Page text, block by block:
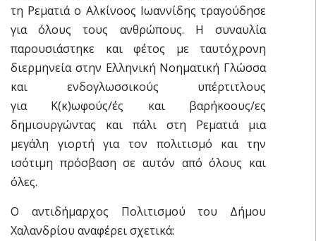
τη Ρεματιά ο Αλκίνοος Ιωαννίδης τραγούδησε
για όλους τους ανθρώπους. Η συναυλία
παρουσιάστηκε και φέτος με ταυτόχρονη
διερμηνεία στην Ελληνική Νοηματική Γλώσσα
και ενδογλωσσικούς υπέρτιτλους
για K(κ)ωφούς/ές και βαρήκοους/ες
δημιουργώντας και πάλι στη Ρεματιά μια
μεγάλη γιορτή για τον πολιτισμό και την
ισότιμη πρόσβαση σε αυτόν από όλους και
όλες.
Ο αντιδήμαρχος Πολιτισμού του Δήμου
Χαλανδρίου αναφέρει σχετικά: